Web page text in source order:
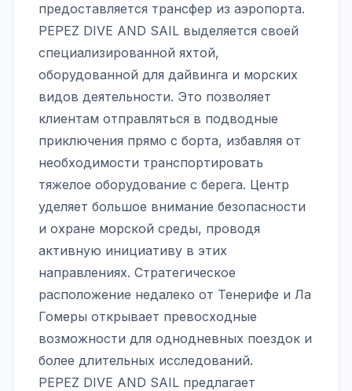
предоставляется трансфер из аэропорта.
PEPEZ DIVE AND SAIL выделяется своей
специализированной яхтой,
оборудованной для дайвинга и морских
видов деятельности. Это позволяет
клиентам отправляться в подводные
приключения прямо с борта, избавляя от
необходимости транспортировать
тяжелое оборудование с берега. Центр
уделяет большое внимание безопасности
и охране морской среды, проводя
активную инициативу в этих
направлениях. Стратегическое
расположение недалеко от Тенерифе и Ла
Гомеры открывает превосходные
возможности для однодневных поездок и
более длительных исследований.
PEPEZ DIVE AND SAIL предлагает